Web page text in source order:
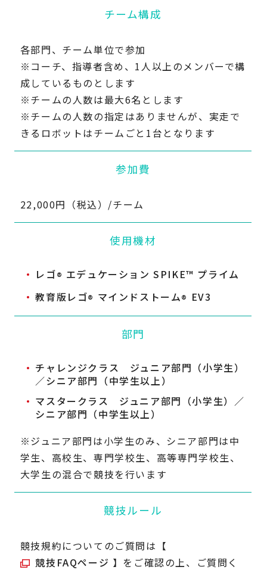
チーム構成
各部門、チーム単位で参加
※コーチ、指導者含め、1人以上のメンバーで構
成しているものとします
※チームの人数は最大6名とします
※チームの人数の指定はありませんが、実走で
きるロボットはチームごと1台となります
参加費
22,000円（税込）/チーム
使用機材
レゴ® エデュケーション SPIKE™ プライム
教育版レゴ® マインドストーム® EV3
部門
チャレンジクラス ジュニア部門（小学生）
／シニア部門（中学生以上）
マスタークラス
ジュニア部門（小学生）／
シニア部門（中学生以上）
※ジュニア部門は小学生のみ、シニア部門は中
学生、高校生、専門学校生、高等専門学校生、
大学生の混合で競技を行います
競技ルール
競技規約についてのご質問は【
競技FAQページ 】をご確認の上、ご質問く